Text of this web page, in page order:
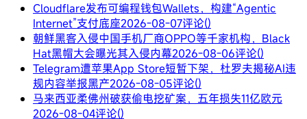
Cloudflare发布可编程钱包Wallets，构建“Agentic
Internet”支付底座2026-08-07评论()
朝鲜黑客入侵中国手机厂商OPPO等千家机构，Black
Hat黑帽大会曝光其入侵内幕2026-08-06评论()
Telegram遭苹果App Store短暂下架，杜罗夫揭秘AI违
规内容举报黑产2026-08-05评论()
马来西亚柔佛州破获偷电挖矿案，五年损失11亿欧元
2026-08-04评论()